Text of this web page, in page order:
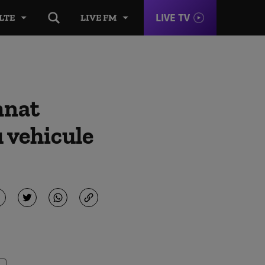
LIVE FM LIVE TV
vehicule